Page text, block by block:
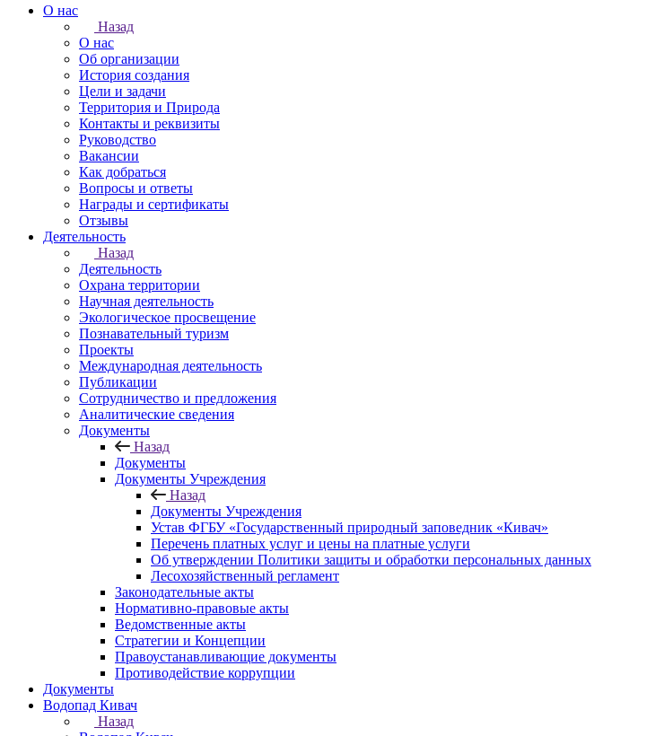
О нас
Назад
О нас
Об организации
История создания
Цели и задачи
Территория и Природа
Контакты и реквизиты
Руководство
Вакансии
Как добраться
Вопросы и ответы
Награды и сертификаты
Отзывы
Деятельность
Назад
Деятельность
Охрана территории
Научная деятельность
Экологическое просвещение
Познавательный туризм
Проекты
Международная деятельность
Публикации
Сотрудничество и предложения
Аналитические сведения
Документы
Назад
Документы
Документы Учреждения
Назад
Документы Учреждения
Устав ФГБУ «Государственный природный заповедник «Кивач»
Перечень платных услуг и цены на платные услуги
Об утверждении Политики защиты и обработки персональных данных
Лесохозяйственный регламент
Законодательные акты
Нормативно-правовые акты
Ведомственные акты
Стратегии и Концепции
Правоустанавливающие документы
Противодействие коррупции
Документы
Водопад Кивач
Назад